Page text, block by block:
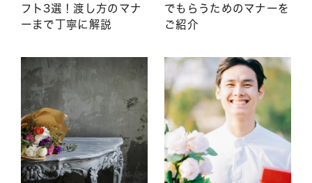
フト3選！渡し方のマナ
ーまで丁寧に解説
でもらうためのマナーを
ご紹介